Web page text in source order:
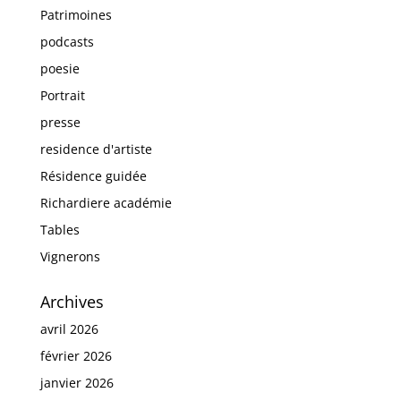
Patrimoines
podcasts
poesie
Portrait
presse
residence d'artiste
Résidence guidée
Richardiere académie
Tables
Vignerons
Archives
avril 2026
février 2026
janvier 2026